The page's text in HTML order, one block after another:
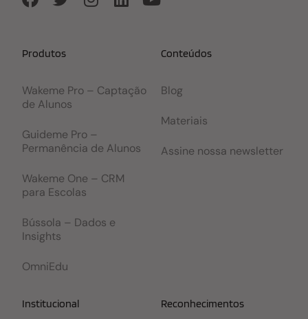
Produtos
Wakeme Pro – Captação
de Alunos
Guideme Pro –
Permanência de Alunos
Wakeme One – CRM
para Escolas
Bússola – Dados e
Insights
OmniEdu
Conteúdos
Blog
Materiais
Assine nossa newsletter
Institucional Reconhecimentos